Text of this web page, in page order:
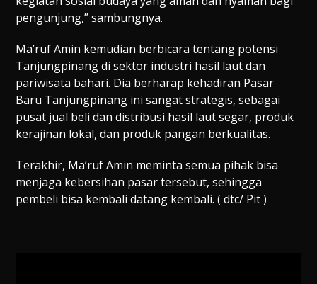
pengunjung,” sambungnya.
Ma’ruf Amin kemudian berbicara tentang potensi
Tanjungpinang di sektor industri hasil laut dan
pariwisata bahari. Dia berharap kehadiran Pasar
Baru Tanjungpinang ini sangat strategis, sebagai
pusat jual beli dan distribusi hasil laut segar, produk
kerajinan lokal, dan produk pangan berkualitas.
Terakhir, Ma’ruf Amin meminta semua pihak bisa
menjaga kebersihan pasar tersebut, sehingga
pembeli bisa kembali datang kembali. ( dtc/ Pit )